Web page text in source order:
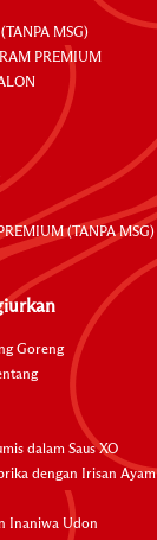
MSG)
PREMIUM
(TANPA MSG)
Goreng
dalam Saus XO
dengan Irisan Ayam
Inaniwa Udon